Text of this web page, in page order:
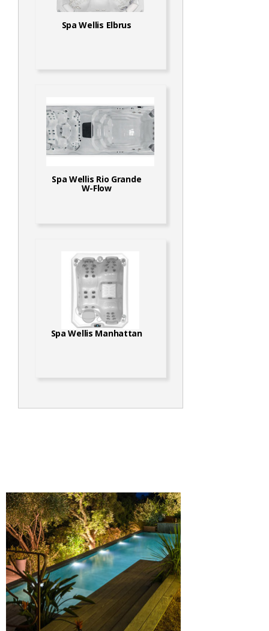
Spa Wellis Elbrus
Spa Wellis Rio Grande
W-Flow
Spa Wellis Manhattan